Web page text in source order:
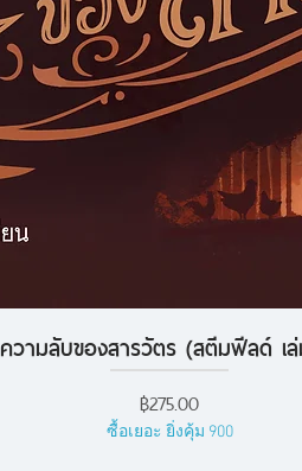
ดูข้อมูลด่วน
ความลับของสารวัตร (สตีมฟีลด์ เ
ราคา
฿275.00
ซื้อเยอะ ยิ่งคุ้ม 900